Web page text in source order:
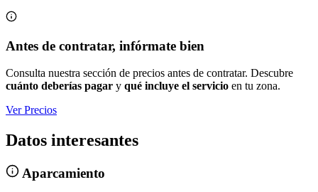
Antes de contratar, infórmate bien
Consulta nuestra sección de precios antes de contratar. Descubre
cuánto deberías pagar y qué incluye el servicio en tu zona.
Ver Precios
Datos interesantes
Aparcamiento